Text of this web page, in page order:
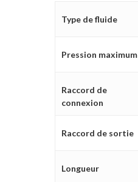
Type de fluide
Pression maximum
Raccord de
connexion
Raccord de sortie
Longueur